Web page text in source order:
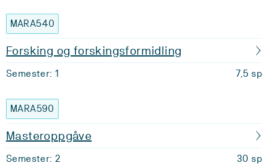
MARA540
Forsking og forskingsformidling
Semester: 1 7,5 sp
MARA590
Masteroppgåve
Semester: 2 30 sp